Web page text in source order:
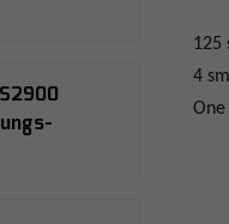
125
4